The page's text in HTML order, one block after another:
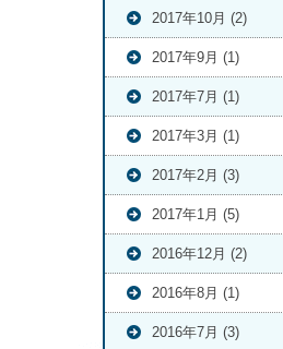
2017年10月 (2)
2017年9月 (1)
2017年7月 (1)
2017年3月 (1)
2017年2月 (3)
2017年1月 (5)
2016年12月 (2)
2016年8月 (1)
2016年7月 (3)